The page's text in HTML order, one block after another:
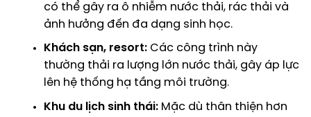
có thể gây ra ô nhiễm nước thải, rác thải và
ảnh hưởng đến đa dạng sinh học.
Khách sạn, resort: Các công trình này
thường thải ra lượng lớn nước thải, gây áp lực
lên hệ thống hạ tầng môi trường.
Khu du lịch sinh thái: Mặc dù thân thiện hơn